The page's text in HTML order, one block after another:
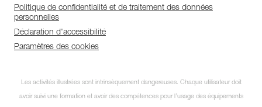
Politique de confidentialité et de traitement des données
personnelles
Déclaration d'accessibilité
Paramètres des cookies
Les activités illustrées sont intrinsèquement dangereuses. Chaque utilisateur doit
avoir suivi une formation et avoir des compétences pour l’usage des équipements